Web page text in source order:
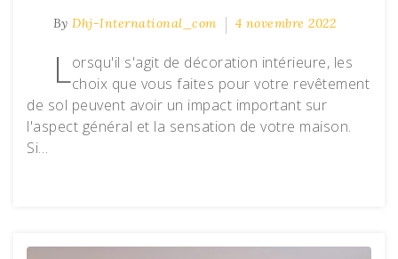
ByDhj-International_com 4 novembre 2022
Lorsqu'il s'agit de décoration intérieure, les
choix que vous faites pour votre revêtement
de sol peuvent avoir un impact important sur
l'aspect général et la sensation de votre maison.
Si…